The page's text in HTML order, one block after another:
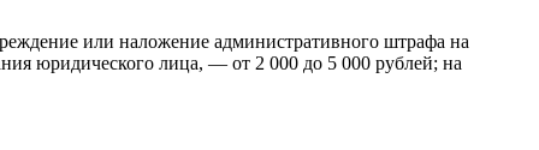
или наложение административного штрафа на
юридического лица, — от 2 000 до 5 000 рублей; на